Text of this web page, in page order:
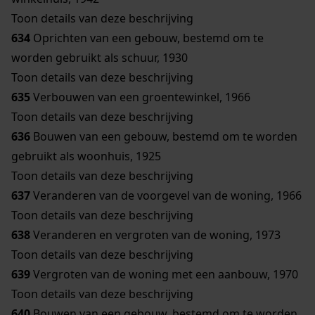
Toon details van deze beschrijving
634 Oprichten van een gebouw, bestemd om te
worden gebruikt als schuur, 1930
Toon details van deze beschrijving
635Verbouwen van een groentewinkel, 1966
Toon details van deze beschrijving
636 Bouwen van een gebouw, bestemd om te worden
gebruikt als woonhuis, 1925
Toon details van deze beschrijving
637Veranderen van de voorgevel van de woning, 1966
Toon details van deze beschrijving
638Veranderen en vergroten van de woning, 1973
Toon details van deze beschrijving
639Vergroten van de woning met een aanbouw, 1970
Toon details van deze beschrijving